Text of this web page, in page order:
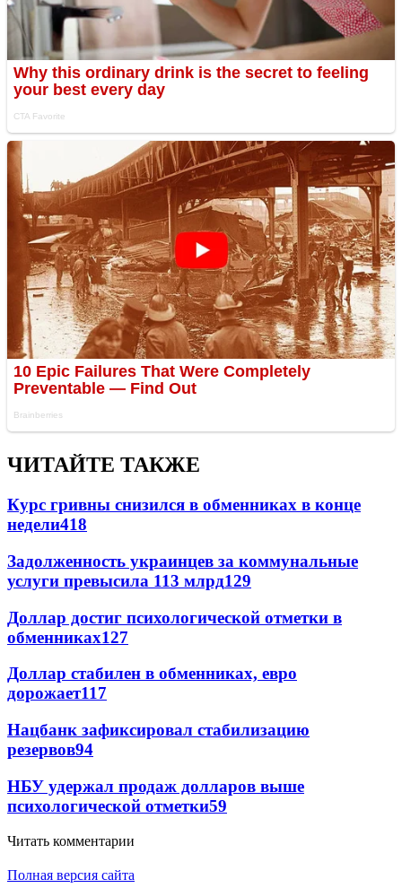
ЧИТАЙТЕ ТАКЖЕ
Курс гривны снизился в обменниках в конце
недели418
Задолженность украинцев за коммунальные
услуги превысила 113 млрд129
Доллар достиг психологической отметки в
обменниках127
Доллар стабилен в обменниках, евро
дорожает117
Нацбанк зафиксировал стабилизацию
резервов94
НБУ удержал продаж долларов выше
психологической отметки59
Читать комментарии
Полная версия сайта